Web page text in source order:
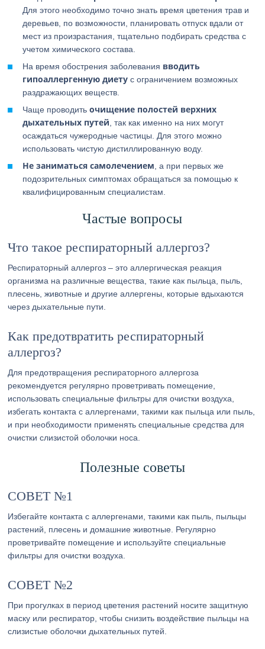
Для этого необходимо точно знать время цветения трав и
деревьев, по возможности, планировать отпуск вдали от
мест из произрастания, тщательно подбирать средства с
учетом химического состава.
На время обострения заболевания вводить
гипоаллергенную диету с ограничением возможных
раздражающих веществ.
Чаще проводитьочищение полостей верхних
дыхательных путей , так как именно на них могут
осаждаться чужеродные частицы. Для этого можно
использовать чистую дистиллированную воду.
Не заниматься самолечением , а при первых же
подозрительных симптомах обращаться за помощью к
квалифицированным специалистам.
Частые вопросы
Что такое респираторный аллергоз?
Респираторный аллергоз – это аллергическая реакция
организма на различные вещества, такие как пыльца, пыль,
плесень, животные и другие аллергены, которые вдыхаются
через дыхательные пути.
Как предотвратить респираторный
аллергоз?
Для предотвращения респираторного аллергоза
рекомендуется регулярно проветривать помещение,
использовать специальные фильтры для очистки воздуха,
избегать контакта с аллергенами, такими как пыльца или пыль,
и при необходимости применять специальные средства для
очистки слизистой оболочки носа.
Полезные советы
СОВЕТ №1
Избегайте контакта с аллергенами, такими как пыль, пыльцы
растений, плесень и домашние животные. Регулярно
проветривайте помещение и используйте специальные
фильтры для очистки воздуха.
СОВЕТ №2
При прогулках в период цветения растений носите защитную
маску или респиратор, чтобы снизить воздействие пыльцы на
слизистые оболочки дыхательных путей.